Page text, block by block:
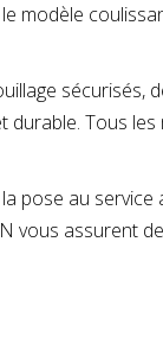
modèle
sécurisés,
durable. Tous
pose au
assurent